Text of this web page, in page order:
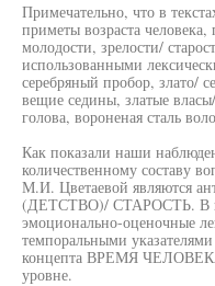
Примечательно, что в
приметы возраста
молодости, зрелости/
использованными
серебряный пробор, злато/
вещие седины, златые
голова, вороненая сталь
Как показали наши
количественному составу
М.И. Цветаевой являются
(ДЕТСТВО)/ СТАРОСТЬ. В
эмоционально-оценочные
темпоральными
концепта ВРЕМЯ
уровне.